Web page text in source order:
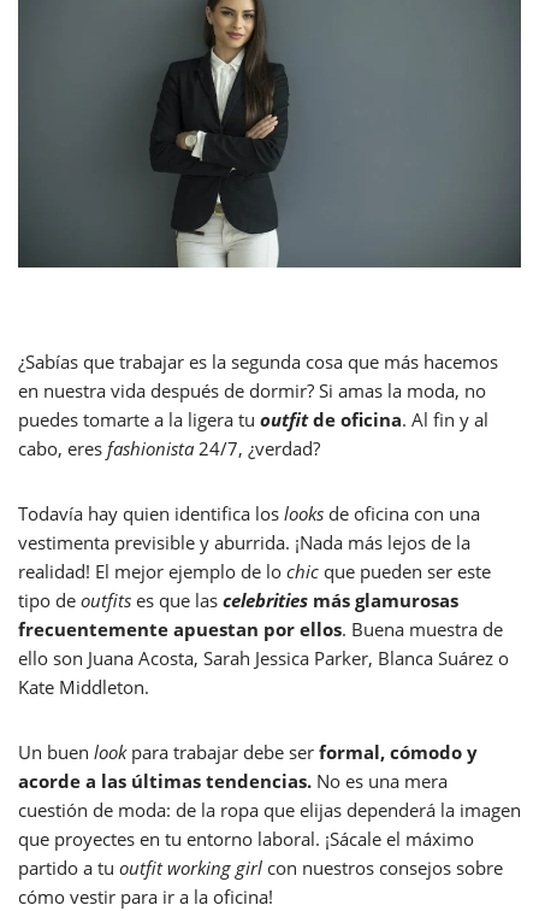
¿Sabías que trabajar es la segunda cosa que más hacemos
en nuestra vida después de dormir? Si amas la moda, no
puedes tomarte a la ligera tu outfitde oficina. Al fin y al
cabo, eres fashionista 24/7, ¿verdad?
Todavía hay quien identifica los looks de oficina con una
vestimenta previsible y aburrida. ¡Nada más lejos de la
realidad! El mejor ejemplo de lo chic que pueden ser este
tipo de outfits es que las celebrities más glamurosas
frecuentemente apuestan por ellos. Buena muestra de
ello son Juana Acosta, Sarah Jessica Parker, Blanca Suárez o
Kate Middleton.
Un buen look para trabajar debe ser formal, cómodo y
acorde a las últimas tendencias. No es una mera
cuestión de moda: de la ropa que elijas dependerá la imagen
que proyectes en tu entorno laboral. ¡Sácale el máximo
partido a tu outfit working girl con nuestros consejos sobre
cómo vestir para ir a la oficina!